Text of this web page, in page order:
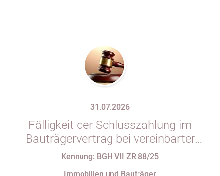
31.07.2026
Fälligkeit der Schlusszahlung im
Bauträgervertrag bei vereinbarter
Zahlung „nach vollständiger
Kennung: BGH VII ZR 88/25
Immobilien und Bauträger